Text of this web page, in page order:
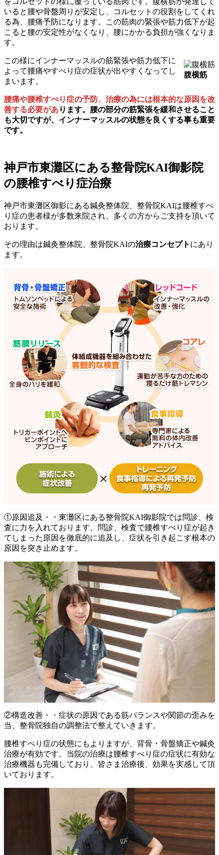
いると腰や骨盤周りが安定し、コルセットの役割をしてくれ
る為、腰痛予防になります。この筋肉の緊張や筋力低下が起
こると腰の安定性がなくなり、腰にかかる負担が強くなりま
す。
腹横筋
この様にインナーマッスルの筋緊張や筋力低下に
よって腰痛やすべり症の症状が出やすくなってし
まいます。
腰痛や腰椎すべり症の予防、治療の為には根本的な原因を改
善する必要があります。腰の部分の筋緊張を緩和させること
も大切ですが、インナーマッスルの状態を良くする事も重要
です。
神戸市東灘区にある整骨院KAI御影院
の腰椎すべり症治療
神戸市東灘区御影にある鍼灸整体院、整骨院KAIは腰椎すべ
り症の患者様が多数来院され、多くの方からご支持を頂いて
おります。
その理由は鍼灸整体院、整骨院KAIの治療コンセプト にあり
ます。
①原因追及・・東灘区にある整骨院KAI御影院では問診、検
査に力を入れております。問診、検査で腰椎すべり症が起き
てしまった原因を徹底的に追及し、症状を引き起こす根本の
原因を突き止めます。
②構造改善・・症状の原因である筋バランスや関節の歪みを
当、整骨院独自の調整法で整えていきます。
腰椎すべり症の状態にもよりますが、背骨・骨盤矯正や鍼灸
治療が有効です。当院の治療は腰椎すべり症の症状に有効な
治療機器も完備しており、皆さま治療後、効果を実感して頂
いております。